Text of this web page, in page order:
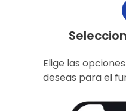
Elige las
deseas para el